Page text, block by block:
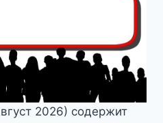
2026) содержит